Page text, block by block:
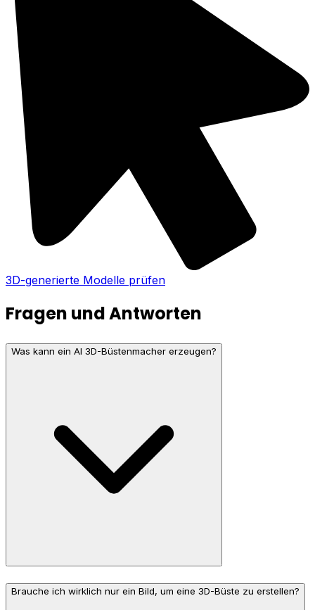
3D-generierte Modelle prüfen
Fragen und Antworten
Was kann ein AI 3D-Büstenmacher erzeugen?
Brauche ich wirklich nur ein Bild, um eine 3D-Büste zu erstellen?